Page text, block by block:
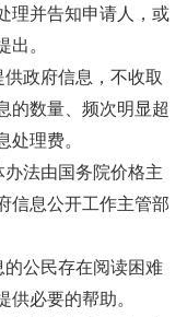
理并告知申请人，或
出。
政府信息，不收取
的数量、频次明显超
处理费。
法由国务院价格主
信息公开工作主管部
公民存在阅读困难
必要的帮助。